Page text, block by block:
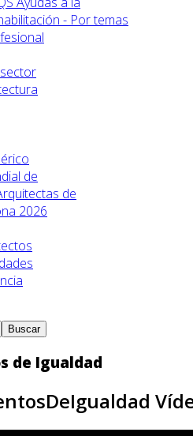
- Por temas
de
de
2026
Buscar
de Igualdad